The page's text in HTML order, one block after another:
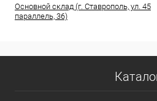
Основной склад (г. Ставрополь, ул. 45
параллель, 36)